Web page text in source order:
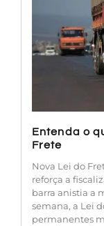
Entenda o
Frete
Nova Lei do
reforça a
barra anistia a
semana, a Lei
permanentes